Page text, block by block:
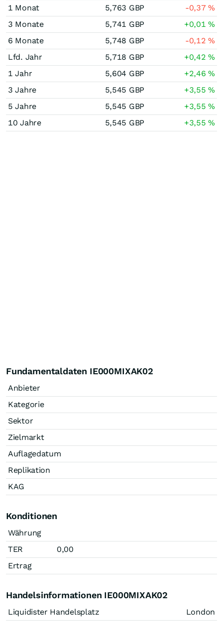
1 Monat
5,763 GBP -0,37%
3 Monate
5,741 GBP +0,01%
6 Monate
5,748 GBP -0,12%
Lfd. Jahr
5,718 GBP +0,42%
1 Jahr
5,604 GBP +2,46%
3 Jahre
5,545 GBP +3,55%
5 Jahre
5,545 GBP +3,55%
10 Jahre
5,545 GBP +3,55%
Fundamentaldaten IE000MIXAK02
Anbieter
Kategorie
Sektor
Zielmarkt
Auflagedatum
Replikation
KAG
Konditionen
Währung
TER
0,00
Ertrag
Handelsinformationen IE000MIXAK02
Liquidister Handelsplatz London